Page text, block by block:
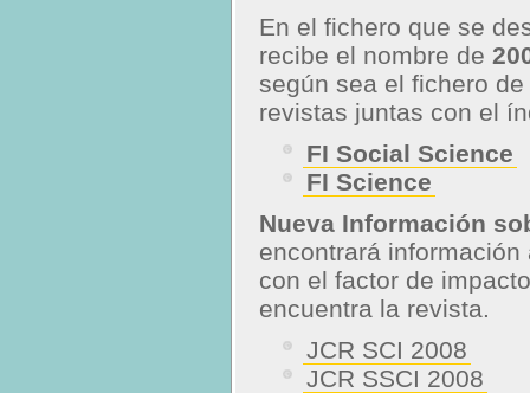
En el fichero que se
recibe el nombre de
según sea el fichero
revistas juntas con el
FI Social Science
FI Science
Nueva Información
encontrará
con el factor de
encuentra la revista.
JCR SCI 2008
JCR SSCI 2008